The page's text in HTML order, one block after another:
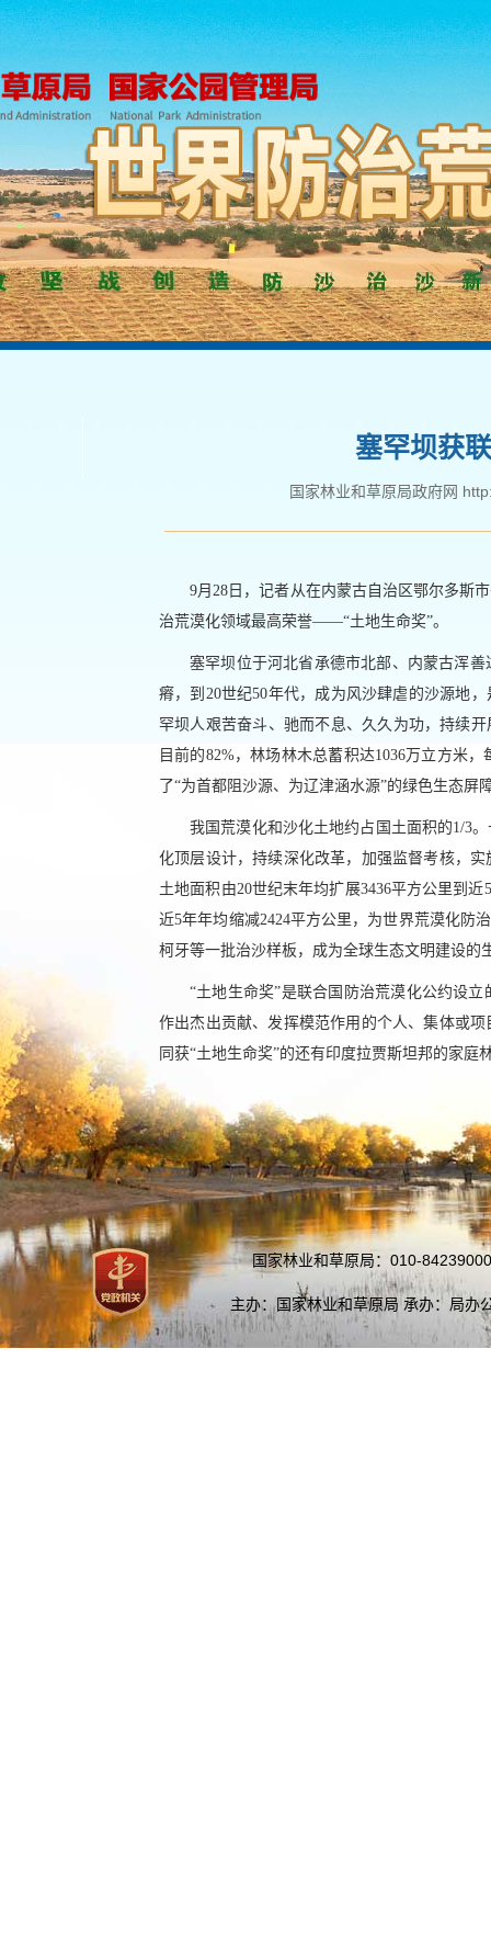
塞罕坝获
国家林业和草原局政府网
9月28日，记者从在内蒙古自治区鄂尔多斯
治荒漠化领域最高荣誉——“土地生命奖”。
塞罕坝位于河北省承德市北部、内蒙古浑
瘠，到20世纪50年代，成为风沙肆虐的沙源地
罕坝人艰苦奋斗、驰而不息、久久为功，持续
目前的82%，林场林木总蓄积达1036万立方米
了“为首都阻沙源、为辽津涵水源”的绿色生态
我国荒漠化和沙化土地约占国土面积的1/3
化顶层设计，持续深化改革，加强监督考核，
土地面积由20世纪末年均扩展3436平方公里到
近5年年均缩减2424平方公里，为世界荒漠化防
柯牙等一批治沙样板，成为全球生态文明建设的
“土地生命奖”是联合国防治荒漠化公约设
作出杰出贡献、发挥模范作用的个人、集体或
同获“土地生命奖”的还有印度拉贾斯坦邦的家庭
国家林业和草原局：010-
主办：国家林业和草原局 承办：局办